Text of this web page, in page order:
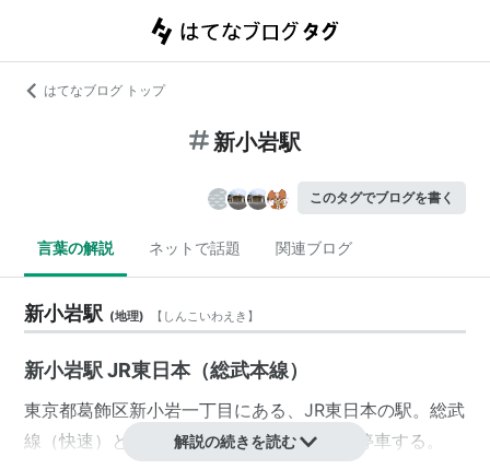
はてなブログ トップ
新小岩駅
このタグでブログを書く
言葉の解説 ネットで話題 関連ブログ
新小岩駅 (地理) 【 しんこいわえき 】
新小岩駅 JR東日本（総武本線）
東京都葛飾区新小岩一丁目にある、JR東日本の駅。総武
線（快速）
と 中央・総武線（各駅停車）
が停車する。
解説の続きを読む